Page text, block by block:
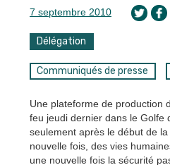
7 septembre 2010
Délégation
Communiqués de presse
Une plateforme de production
feu jeudi dernier dans le Golfe
seulement après le début de
nouvelle fois, des vies
une nouvelle fois la sécurité